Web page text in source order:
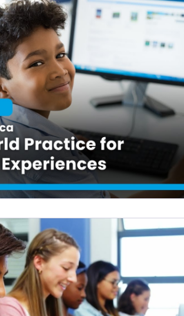
Biblioteca Escolar
en Linea
eLibro Libros electronicos